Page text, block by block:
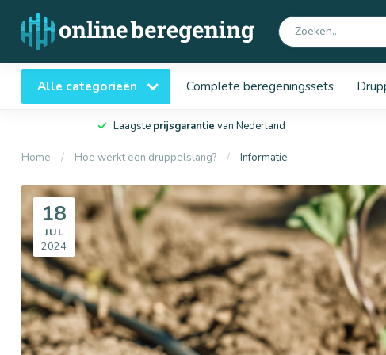
Alle categorieën Complete beregeningssets
Laagste prijsgarantie van Nederland
Home / Hoe werkt een druppelslang? / Informatie
18
JUL
2024